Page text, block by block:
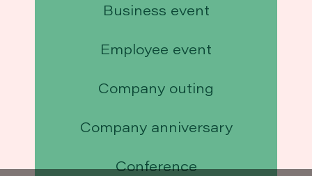
Business event
Employee event
Company outing
Company anniversary
Conference